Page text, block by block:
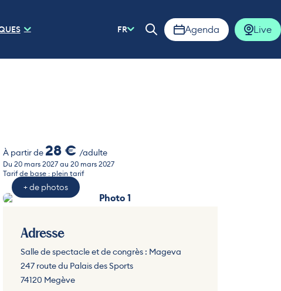
FR
Ouvrir la barre de
Agenda Live
À partir de 28 €/adulte
Du 20 mars 2027 au 20 mars 2027
Tarif de base : plein tarif
+ de photos
Photo 2Adresse
Salle de spectacle et de congrès : Mageva
247 route du Palais des Sports
74120 Megève